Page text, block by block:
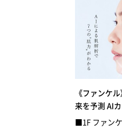
《ファンケ
来を予測 AI
■1F ファン